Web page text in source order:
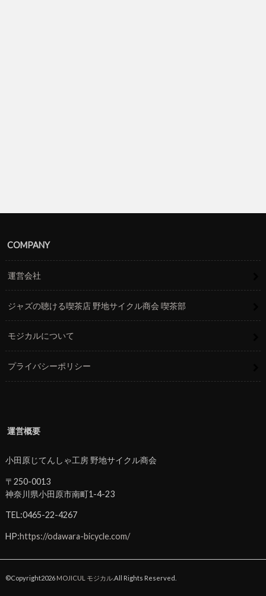
COMPANY
運営会社
ジャズの聴ける喫茶店 野地サイクル商会 喫茶部
モジカルについて
プライバシーポリシー
運営概要
小田原じてんしゃ工房 野地サイクル商会
〒250-0013
神奈川県小田原市南町1-4-23
TEL:0465-22-4267
HP:https://odawara-bicycle.com/
©Copyright2026 MOJICUL モジカル.All Rights Reserved.